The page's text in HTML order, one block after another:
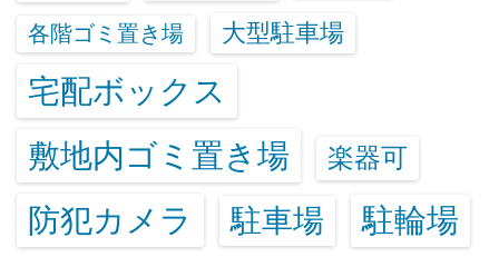
各階ゴミ置き場 大型駐車場
宅配ボックス
敷地内ゴミ置き場
楽器可
防犯カメラ 駐車場 駐輪場